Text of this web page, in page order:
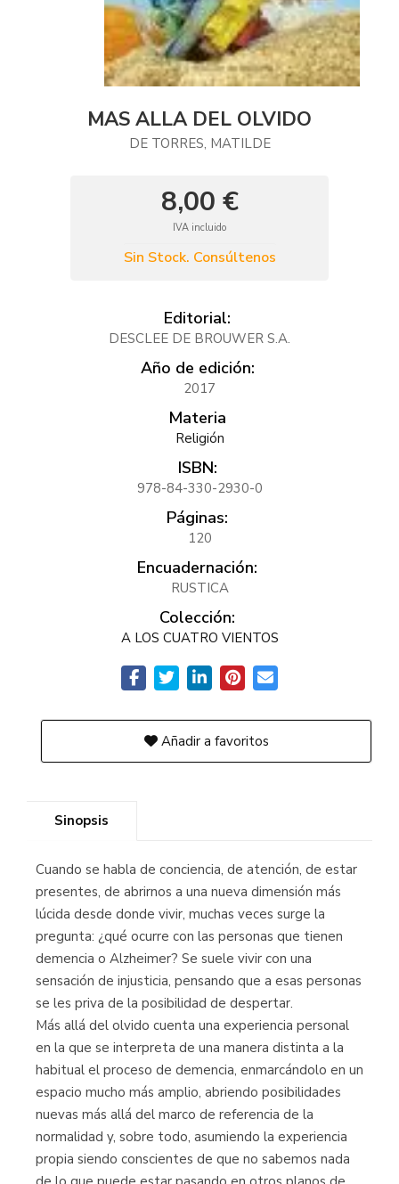
MAS ALLA DEL OLVIDO
DE TORRES, MATILDE
8,00 €
IVA incluido
Sin Stock. Consúltenos
Editorial:
DESCLEE DE BROUWER S.A.
Año de edición:
2017
Materia
Religión
ISBN:
978-84-330-2930-0
Páginas:
120
Encuadernación:
RUSTICA
Colección:
A LOS CUATRO VIENTOS
Añadir a favoritos
Sinopsis
Cuando se habla de conciencia, de atención, de estar
presentes, de abrirnos a una nueva dimensión más
lúcida desde donde vivir, muchas veces surge la
pregunta: ¿qué ocurre con las personas que tienen
demencia o Alzheimer? Se suele vivir con una
sensación de injusticia, pensando que a esas personas
se les priva de la posibilidad de despertar.
Más allá del olvido cuenta una experiencia personal
en la que se interpreta de una manera distinta a la
habitual el proceso de demencia, enmarcándolo en un
espacio mucho más amplio, abriendo posibilidades
nuevas más allá del marco de referencia de la
normalidad y, sobre todo, asumiendo la experiencia
propia siendo conscientes de que no sabemos nada